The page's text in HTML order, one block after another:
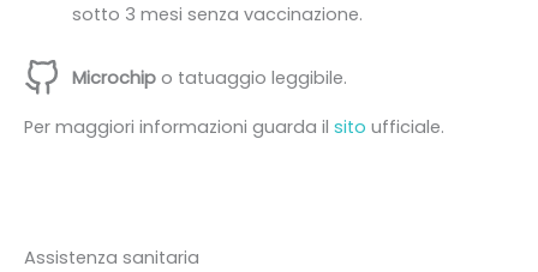
sotto 3 mesi senza vaccinazione.
Microchip o tatuaggio leggibile.
Per maggiori informazioni guarda il sito ufficiale.
Assistenza sanitaria